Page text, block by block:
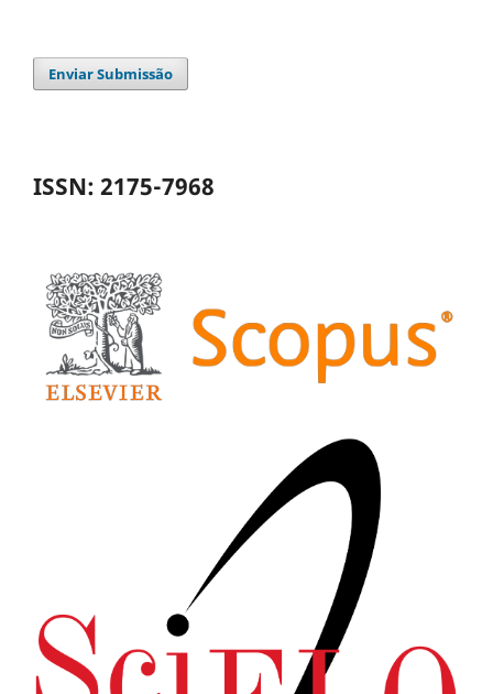
Enviar Submissão
ISSN: 2175-7968